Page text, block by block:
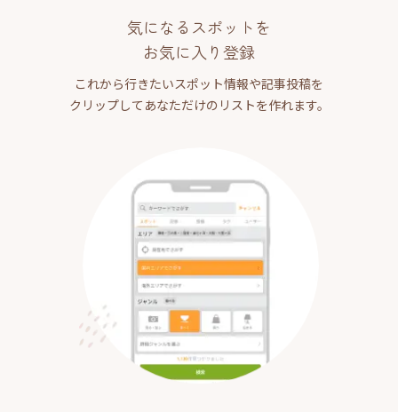
気になるスポットを
お気に入り登録
これから行きたいスポット情報や記事投稿を
クリップしてあなただけのリストを作れます。